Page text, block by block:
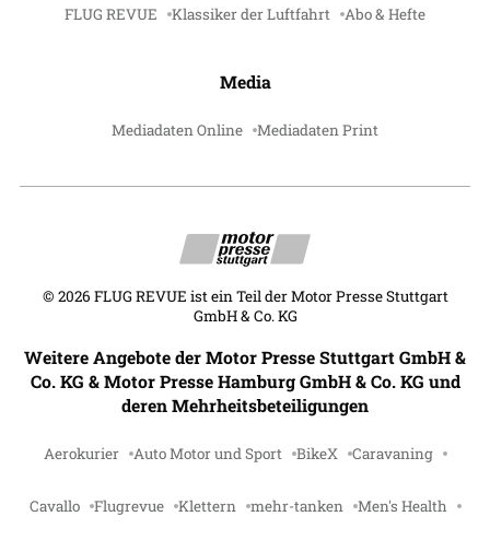
FLUG REVUE Klassiker der Luftfahrt Abo & Hefte
Media
Mediadaten Online Mediadaten Print
© 2026 FLUG REVUE ist ein Teil der Motor Presse Stuttgart
GmbH & Co. KG
Weitere Angebote der Motor Presse Stuttgart GmbH &
Co. KG & Motor Presse Hamburg GmbH & Co. KG und
deren Mehrheitsbeteiligungen
Aerokurier Auto Motor und Sport BikeX Caravaning
Cavallo Flugrevue Klettern mehr-tanken Men's Health